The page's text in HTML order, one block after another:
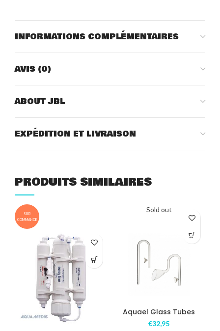
INFORMATIONS COMPLÉMENTAIRES
AVIS (0)
ABOUT JBL
EXPÉDITION ET LIVRAISON
PRODUITS SIMILAIRES
SUR
COMMANDE
Sold out
Aquael Glass Tubes
€32,95